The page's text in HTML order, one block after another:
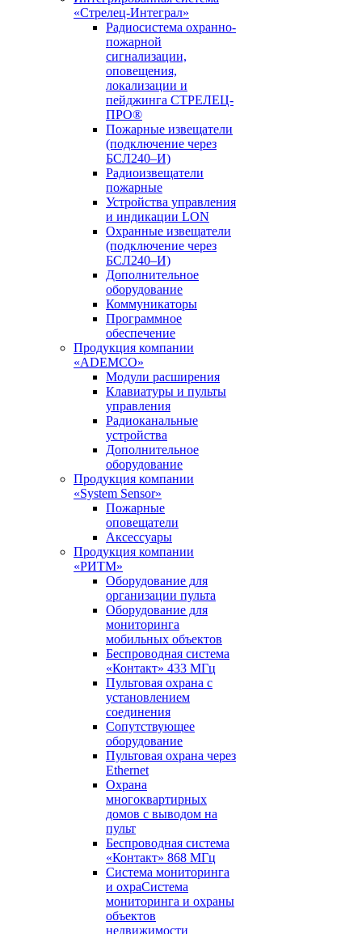
«Стрелец-Интеграл»
Радиосистема охранно-
пожарной
сигнализации,
оповещения,
локализации и
пейджинга СТРЕЛЕЦ-
ПРО®
Пожарные извещатели
(подключение через
БСЛ240–И)
Радиоизвещатели
пожарные
Устройства управления
и индикации LON
Охранные извещатели
(подключение через
БСЛ240–И)
Дополнительное
оборудование
Коммуникаторы
Программное
обеспечение
Продукция компании
«ADEMCO»
Модули расширения
Клавиатуры и пульты
управления
Радиоканальные
устройства
Дополнительное
оборудование
Продукция компании
«System Sensor»
Пожарные
оповещатели
Аксессуары
Продукция компании
«РИТМ»
Оборудование для
организации пульта
Оборудование для
мониторинга
мобильных объектов
Беспроводная система
«Контакт» 433 МГц
Пультовая охрана с
установлением
соединения
Сопутствующее
оборудование
Пультовая охрана через
Ethernet
Охрана
многоквартирных
домов с выводом на
пульт
Беспроводная система
«Контакт» 868 МГц
Система мониторинга
и охраСистема
мониторинга и охраны
объектов
недвижимости